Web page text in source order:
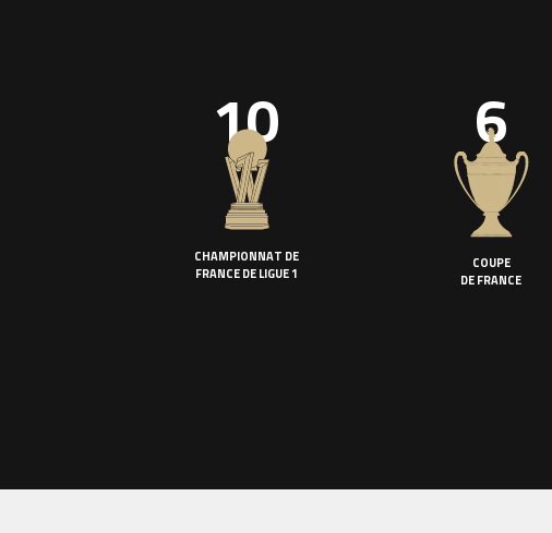
10
CHAMPIONNAT DE
FRANCE DE LIGUE 1
6
COUPE
DE FRANCE